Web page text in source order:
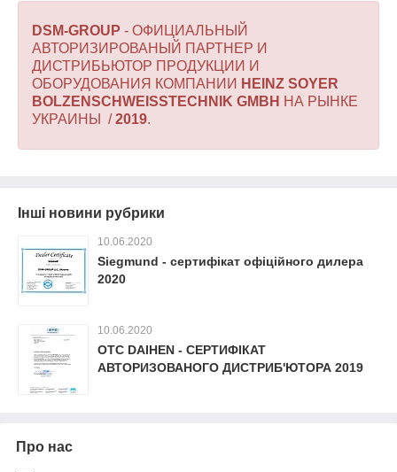
DSM-GROUP - ОФИЦИАЛЬНЫЙ
АВТОРИЗИРОВАНЫЙ ПАРТНЕР И
ДИСТРИБЬЮТОР ПРОДУКЦИИ И
ОБОРУДОВАНИЯ КОМПАНИИ HEINZ SOYER
BOLZENSCHWEISSTECHNIK GMBH НА РЫНКЕ
УКРАИНЫ /2019.
Інші новини рубрики
10.06.2020
Siegmund - сертифікат офіційного дилера
2020
10.06.2020
OTC DAIHEN - СЕРТИФІКАТ
АВТОРИЗОВАНОГО ДИСТРИБ'ЮТОРА 2019
Про нас